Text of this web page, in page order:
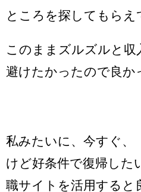
ところを探してもらえ
このままズルズルと収
避けたかったので良か
私みたいに、今すぐ、
けど好条件で復帰した
職サイトを活用すると